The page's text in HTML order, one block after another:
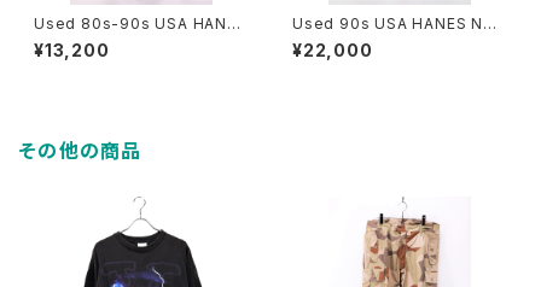
Used 80s-90s USA HANES
Poodle Dog Animal Graphi
c T-Shirt Size M 古着
¥13,200
Used 90s USA HANES New
ton Tech Pop Art Graphic T
-Shirt Size XL 古着
¥22,000
その他の商品